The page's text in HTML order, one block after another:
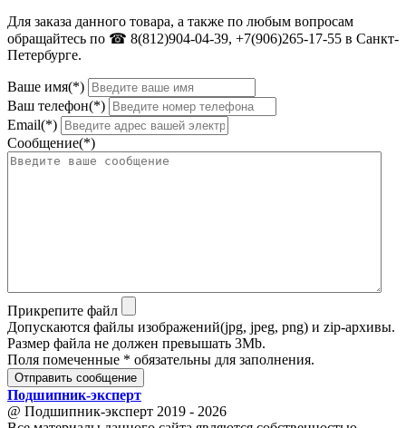
Для заказа данного товара, а также по любым вопросам
обращайтесь по ☎ 8(812)904-04-39, +7(906)265-17-55 в Санкт-
Петербурге.
Ваше имя(*)
Ваш телефон(*)
Email(*)
Сообщение(*)
Прикрепите файл
Допускаются файлы изображений(jpg, jpeg, png) и zip-архивы.
Размер файла не должен превышать 3Mb.
Поля помеченные * обязательны для заполнения.
Отправить сообщение
Подшипник-эксперт
@ Подшипник-эксперт 2019 - 2026